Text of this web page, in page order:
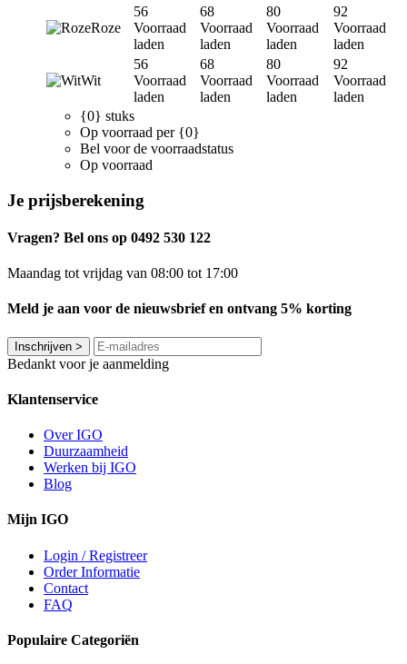
Roze
56
Voorraad
laden
68
Voorraad
laden
80
Voorraad
laden
92
Voorraad
laden
Wit
56
Voorraad
laden
68
Voorraad
laden
80
Voorraad
laden
92
Voorraad
laden
{0} stuks
Op voorraad per {0}
Bel voor de voorraadstatus
Op voorraad
Je prijsberekening
Vragen? Bel ons op 0492 530 122
Maandag tot vrijdag van 08:00 tot 17:00
Meld je aan voor de nieuwsbrief en ontvang 5% korting
Inschrijven >
Bedankt voor je aanmelding
Klantenservice
Over IGO
Duurzaamheid
Werken bij IGO
Blog
Mijn IGO
Login / Registreer
Order Informatie
Contact
FAQ
Populaire Categoriën